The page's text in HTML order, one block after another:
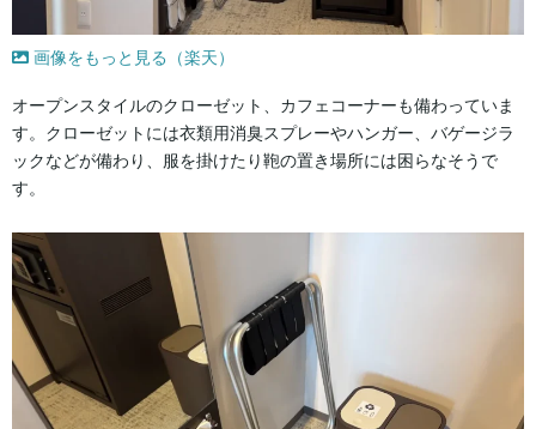
画像をもっと見る（楽天）
オープンスタイルのクローゼット、カフェコーナーも備わっていま
す。クローゼットには衣類用消臭スプレーやハンガー、バゲージラ
ックなどが備わり、服を掛けたり鞄の置き場所には困らなそうで
す。